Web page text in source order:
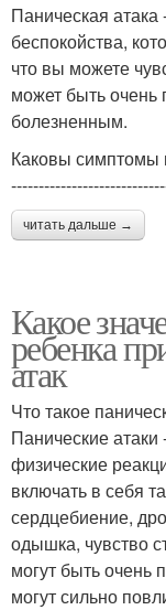
Паническая атака
беспокойства,
что вы можете
может быть
болезненным.
Каковы симптомы
читать дальше →
Какое
ребенка
атак
Что такое
Панические
физические
включать в себя
сердцебиение,
одышка, чувство
могут быть
могут сильно